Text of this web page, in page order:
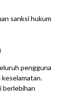
sanksi hukum
pengguna
berlebihan